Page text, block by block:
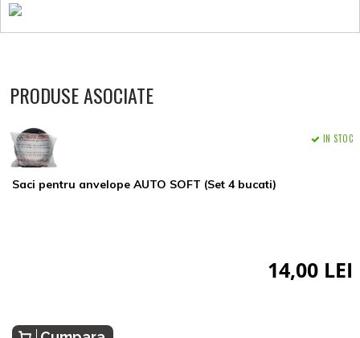
PRODUSE ASOCIATE
Saci pentru anvelope AUTO SOFT (Set 4 bucati)
IN STOC
14,00 LEI